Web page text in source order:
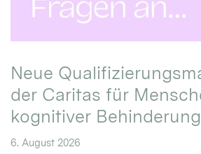
Neue
der Caritas für
kognitiver Behinderung
6. August 2026